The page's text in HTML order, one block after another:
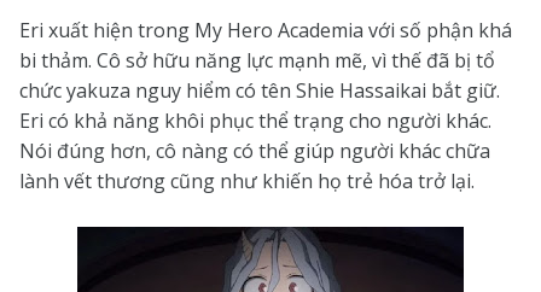
Eri xuất hiện trong My Hero Academia với số phận khá
bi thảm. Cô sở hữu năng lực mạnh mẽ, vì thế đã bị tổ
chức yakuza nguy hiểm có tên Shie Hassaikai bắt giữ.
Eri có khả năng khôi phục thể trạng cho người khác.
Nói đúng hơn, cô nàng có thể giúp người khác chữa
lành vết thương cũng như khiến họ trẻ hóa trở lại.